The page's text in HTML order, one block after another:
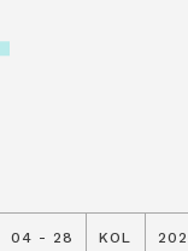
04 - 28 KOL